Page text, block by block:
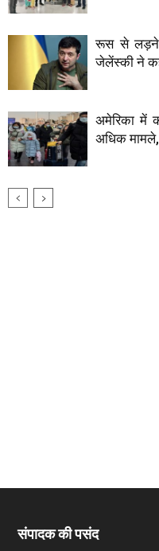
रूस से लड़ने
जेलेंस्की ने
अमेरिका में
अधिक
संपादक की पसंद